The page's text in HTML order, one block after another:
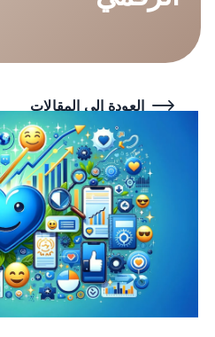
العودة إلى المقالات